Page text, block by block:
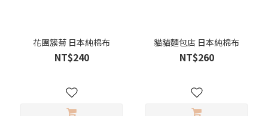
花團簇菊 日本純棉布
NT$240
貓貓麵包店 日本純棉布
NT$260